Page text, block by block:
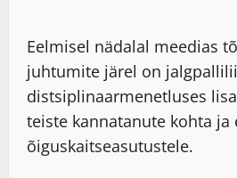
Eelmisel nädalal meedias
juhtumite järel on
distsiplinaarmenetluses
teiste kannatanute kohta ja
õiguskaitseasutustele.